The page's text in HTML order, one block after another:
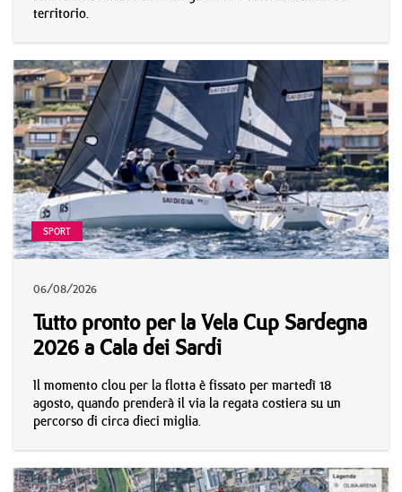
territorio.
SPORT
06/08/2026
Tutto pronto per la Vela Cup Sardegna
2026 a Cala dei Sardi
Il momento clou per la flotta è fissato per martedì 18
agosto, quando prenderà il via la regata costiera su un
percorso di circa dieci miglia.